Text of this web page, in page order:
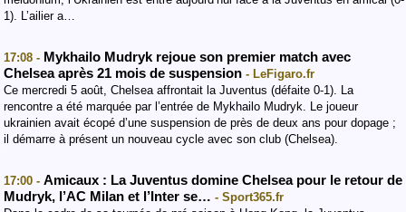
1). L’ailier a…
17:08 - Mykhailo Mudryk rejoue son premier match avec
Chelsea après 21 mois de suspension - LeFigaro.fr
Ce mercredi 5 août, Chelsea affrontait la Juventus (défaite 0-1). La
rencontre a été marquée par l’entrée de Mykhailo Mudryk. Le joueur
ukrainien avait écopé d’une suspension de près de deux ans pour dopage ;
il démarre à présent un nouveau cycle avec son club (Chelsea).
17:00 - Amicaux : La Juventus domine Chelsea pour le retour de
Mudryk, l’AC Milan et l’Inter se… - Sport365.fr